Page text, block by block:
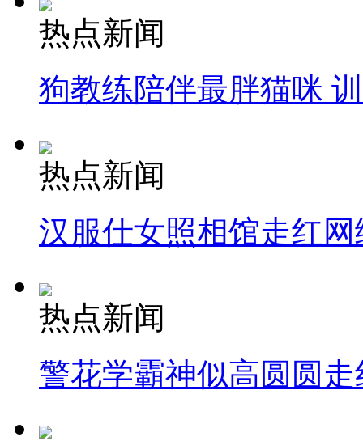
热点新闻
狗教练陪伴最胖猫咪
热点新闻
汉服仕女照相馆走红网
热点新闻
警花学霸神似高圆圆走